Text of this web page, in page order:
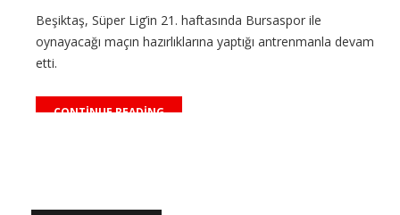
Beşiktaş, Süper Lig’in 21. haftasında Bursaspor ile
oynayacağı maçın hazırlıklarına yaptığı antrenmanla devam
etti.
CONTINUE READING